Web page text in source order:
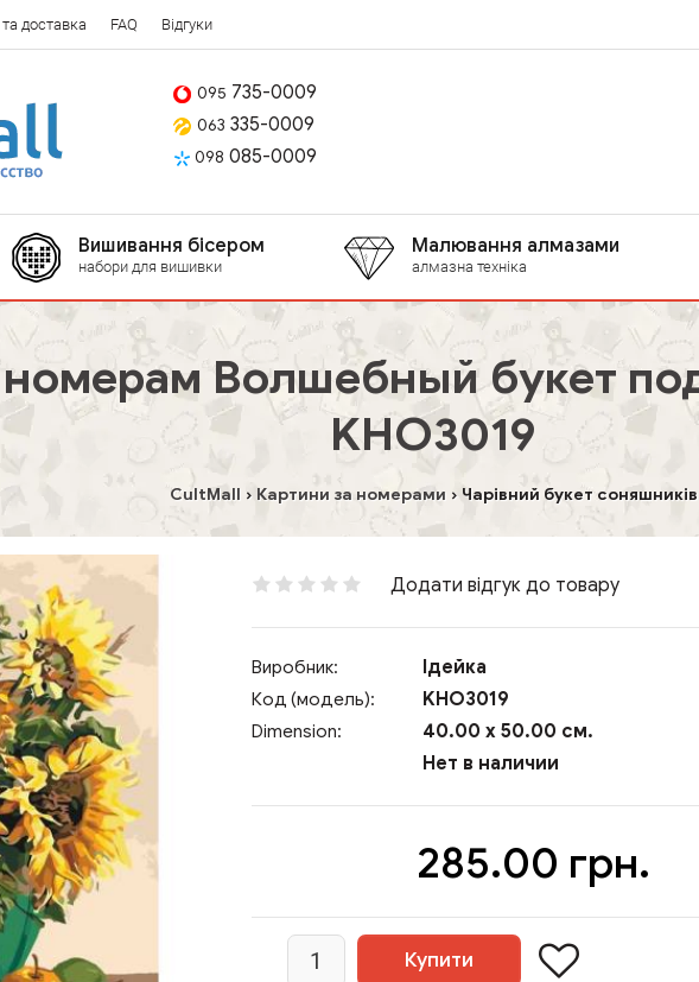
доставка FAQ Відгуки
095 735-0009
063 335-0009
098 085-0009
Вишивання бісером
набори для вишивки
Малювання алмазами
алмазна техніка
Волшебный букет
KHO3019
CultMall Картини за номерами Чарівний букет соняшників
Додати відгук до товару
Виробник: Ідейка
Код (модель): KHO3019
Dimension:
40.00 x 50.00 см.
Нет в наличии
285.00 грн.